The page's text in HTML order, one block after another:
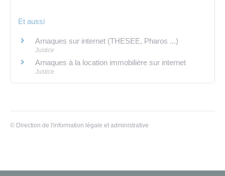
Et aussi
Arnaques sur internet (THESEE, Pharos ...)
Justice
Arnaques à la location immobilière sur internet
Justice
© Direction de l'information légale et administrative